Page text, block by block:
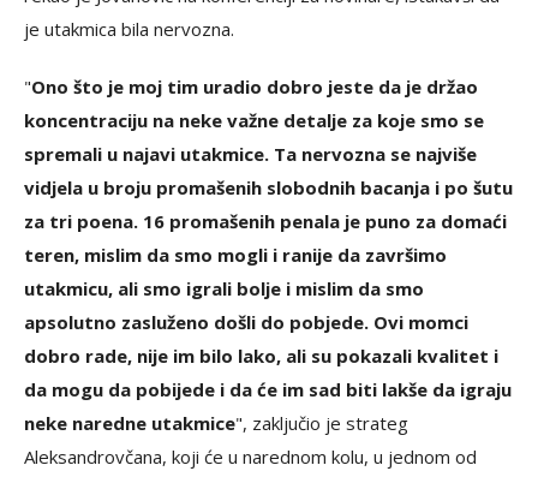
je utakmica bila nervozna.
"Ono što je moj tim uradio dobro jeste da je držao
koncentraciju na neke važne detalje za koje smo se
spremali u najavi utakmice. Ta nervozna se najviše
vidjela u broju promašenih slobodnih bacanja i po šutu
za tri poena. 16 promašenih penala je puno za domaći
teren, mislim da smo mogli i ranije da završimo
utakmicu, ali smo igrali bolje i mislim da smo
apsolutno zasluženo došli do pobjede. Ovi momci
dobro rade, nije im bilo lako, ali su pokazali kvalitet i
da mogu da pobijede i da će im sad biti lakše da igraju
neke naredne utakmice", zaključio je strateg
Aleksandrovčana, koji će u narednom kolu, u jednom od